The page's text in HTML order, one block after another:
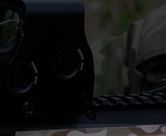
plastification protègeant des UV et des
Utilisé initialement pour le marquage de
les adhésifs AirsoftSkinZone offrent
durabilité et résistent aux intempéries.
Nettoyer sa réplique à l'aide d'un produit
avant toute installation est
décapeur thermique ou un sèche
nécessaire à l'installation de votre Skin.
TUTOS / VIDEOS